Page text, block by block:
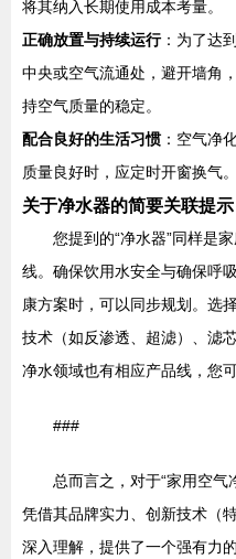
将其纳入长期使用成本考量。
正确放置与持续运行：为了达
中央或空气流通处，避开墙角
持空气质量的稳定。
配合良好的生活习惯：空气净
质量良好时，应定时开窗换气
关于净水器的简要关联提示
您提到的“净水器”同样是
线。确保饮用水安全与确保呼
康方案时，可以同步规划。选
技术（如反渗透、超滤）、滤
净水领域也有相应产品线，您
###
总而言之，对于“家用空
凭借其品牌实力、创新技术（
深入理解，提供了一个强有力的